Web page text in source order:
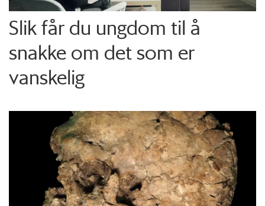
Slik får du ungdom til å
snakke om det som er
vanskelig